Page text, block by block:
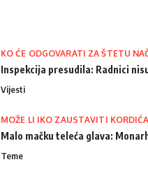
KO ĆE ODGOVARATI ZA ŠTETU
Inspekcija presudila: Radnici
Vijesti
MOŽE LI IKO ZAUSTAVITI
Malo mačku teleća glava:
Teme